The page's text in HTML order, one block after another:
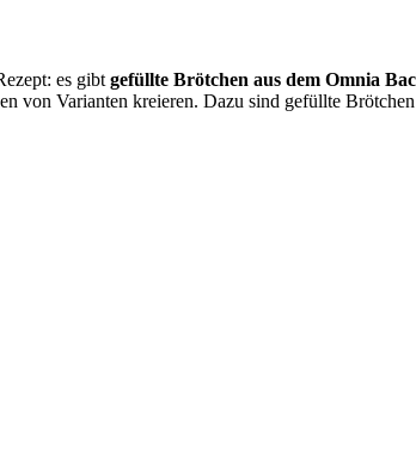
es gibt gefüllte Brötchen aus dem Omnia
Varianten kreieren. Dazu sind gefüllte